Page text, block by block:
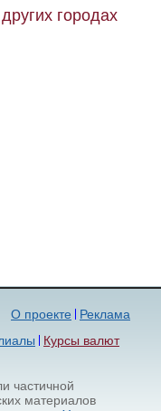
городах
Реклама
О проекте
Курсы валют
частичной
материалов